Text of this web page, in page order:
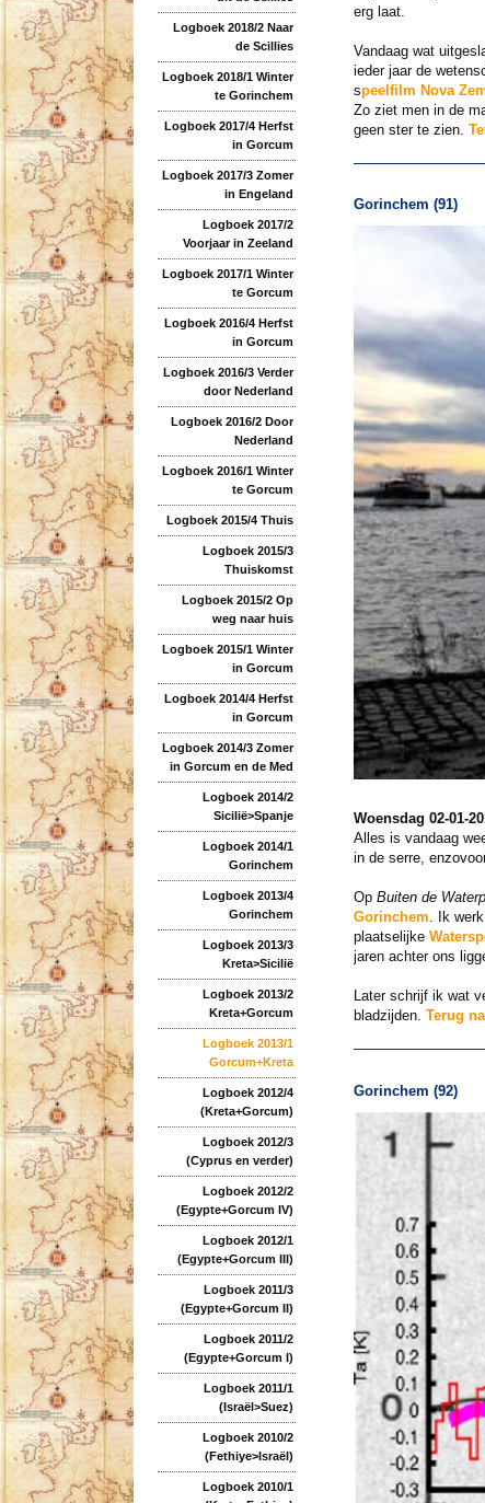
Logboek 2018/2 Naar
de Scillies
Logboek 2018/1 Winter
te Gorinchem
Logboek 2017/4 Herfst
in Gorcum
Logboek 2017/3 Zomer
in Engeland
Logboek 2017/2
Voorjaar in Zeeland
Logboek 2017/1 Winter
te Gorcum
Logboek 2016/4 Herfst
in Gorcum
Logboek 2016/3 Verder
door Nederland
Logboek 2016/2 Door
Nederland
Logboek 2016/1 Winter
te Gorcum
Logboek 2015/4 Thuis
Logboek 2015/3
Thuiskomst
Logboek 2015/2 Op
weg naar huis
Logboek 2015/1 Winter
in Gorcum
Logboek 2014/4 Herfst
in Gorcum
Logboek 2014/3 Zomer
in Gorcum en de Med
Logboek 2014/2
Sicilië>Spanje
Logboek 2014/1
Gorinchem
Logboek 2013/4
Gorinchem
Logboek 2013/3
Kreta>Sicilië
Logboek 2013/2
Kreta+Gorcum
Logboek 2013/1
Gorcum+Kreta
Logboek 2012/4
(Kreta+Gorcum)
Logboek 2012/3
(Cyprus en verder)
Logboek 2012/2
(Egypte+Gorcum IV)
Logboek 2012/1
(Egypte+Gorcum III)
Logboek 2011/3
(Egypte+Gorcum II)
Logboek 2011/2
(Egypte+Gorcum I)
Logboek 2011/1
(Israël>Suez)
Logboek 2010/2
(Fethiye>Israël)
Logboek 2010/1
erg laat.
Vandaag wat
ieder jaar de
speelfilm Nova
Zo ziet men in de
geen ster te zien.
Gorinchem (91)
Woensdag 02-01-
Alles is vandaag
in de serre,
Op Buiten de
Gorinchem. Ik
plaatselijke
jaren achter ons
Later schrijf ik wat
bladzijden. Terug
Gorinchem (92)